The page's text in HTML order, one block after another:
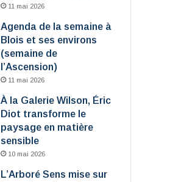
11 mai 2026
Agenda de la semaine à
Blois et ses environs
(semaine de
l’Ascension)
11 mai 2026
À la Galerie Wilson, Éric
Diot transforme le
paysage en matière
sensible
10 mai 2026
L’Arboré Sens mise sur